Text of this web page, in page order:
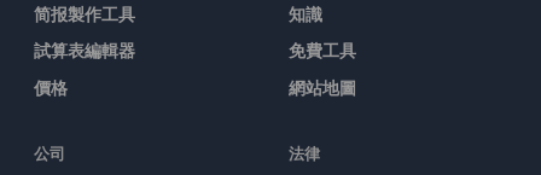
简报製作工具
試算表編輯器
價格
知識
免費工具
網站地圖
公司 法律